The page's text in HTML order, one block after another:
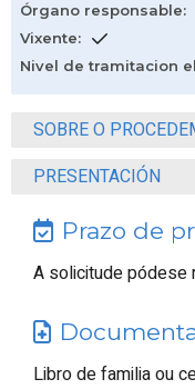
Órgano responsable:
Vixente:
Nivel de tramitacion
SOBRE O
PRESENTACIÓN
Prazo de
A solicitude pódese
Libro de familia ou